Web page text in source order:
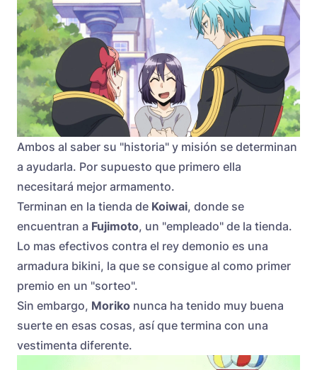
Ambos al saber su "historia" y misión se determinan
a ayudarla. Por supuesto que primero ella
necesitará mejor armamento.
Terminan en la tienda de Koiwai, donde se
encuentran a Fujimoto, un "empleado" de la tienda.
Lo mas efectivos contra el rey demonio es una
armadura bikini, la que se consigue al como primer
premio en un "sorteo".
Sin embargo, Moriko nunca ha tenido muy buena
suerte en esas cosas, así que termina con una
vestimenta diferente.